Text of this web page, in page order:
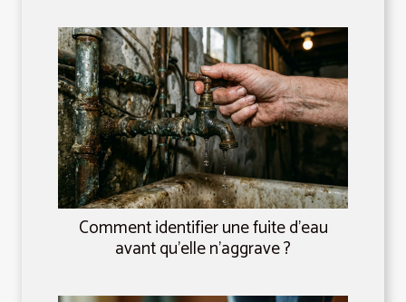
Comment identifier une fuite d'eau
avant qu'elle n'aggrave ?